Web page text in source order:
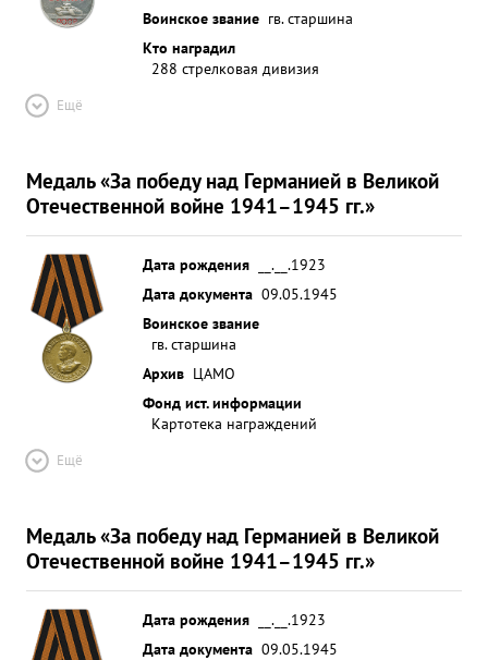
Воинское звание гв. старшина
Кто наградил
288 стрелковая дивизия
Ещё
Медаль «За победу над Германией в Великой
Отечественной войне 1941–1945 гг.»
Дата рождения
__.__.1923
Дата документа 09.05.1945
Воинское звание
гв. старшина
Архив ЦАМО
Фонд ист. информации
Картотека награждений
Ещё
Медаль «За победу над Германией в Великой
Отечественной войне 1941–1945 гг.»
Дата рождения
__.__.1923
Дата документа 09.05.1945